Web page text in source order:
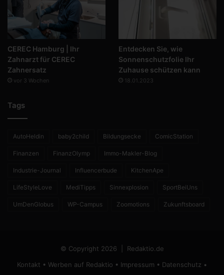
CEREC Hamburg | Ihr
Zahnarzt für CEREC
Zahnersatz
vor 3 Wochen
Entdecken Sie, wie
Sonnenschutzfolie Ihr
Zuhause schützen kann
18.01.2023
Tags
AutoHeldin baby2child Bildungsecke ComicStation
Finanzen FinanzOlymp Immo-Makler-Blog
Industrie-Journal Influencerbude KitchenApe
LifeStyleLove MediTipps Sinnexplosion SportBeiUns
UmDenGlobus WP-Campus Zoomotions Zukunftsboard
© Copyright 2026 | Redaktio.de
Kontakt • Werben auf Redaktio • Impressum • Datenschutz •